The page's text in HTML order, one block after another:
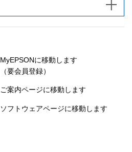
MyEPSONに移動します
（要会員登録）
ご案内ページに移動します
ソフトウェアページに移動します